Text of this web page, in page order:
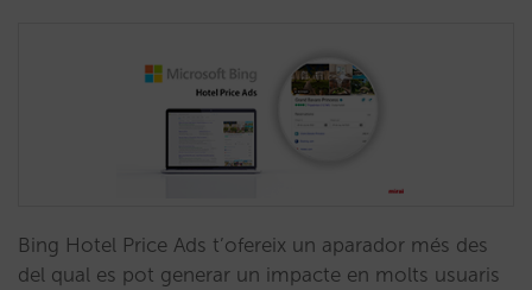
Bing Hotel Price Ads t’ofereix un aparador més des
del qual es pot generar un impacte en molts usuaris